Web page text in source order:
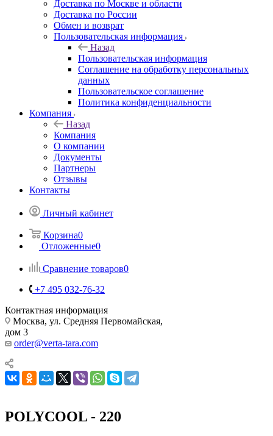
Доставка по Москве и области
Доставка по России
Обмен и возврат
Пользовательская информация
Назад
Пользовательская информация
Соглашение на обработку персональных
данных
Пользовательское соглашение
Политика конфиденциальности
Компания
Назад
Компания
О компании
Документы
Партнеры
Отзывы
Контакты
Личный кабинет
Корзина0
Отложенные0
Сравнение товаров0
+7 495 032-76-32
Контактная информация
Москва, ул. Средняя Первомайская,
дом 3
order@verta-tara.com
POLYCOOL - 220